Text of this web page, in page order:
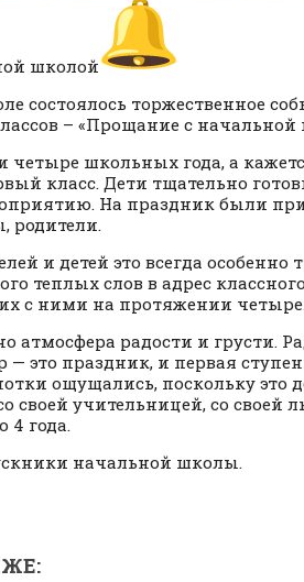
школой
состоялось торжественное
– «Прощание с начальной
четыре школьных года, а
класс. Дети тщательно
На праздник были
родители.
и детей это всегда особенно
теплых слов в адрес
с ними на протяжении
атмосфера радости и грусти.
— это праздник, и первая
ощущались, поскольку это
своей учительницей, со своей
4 года.
начальной школы.